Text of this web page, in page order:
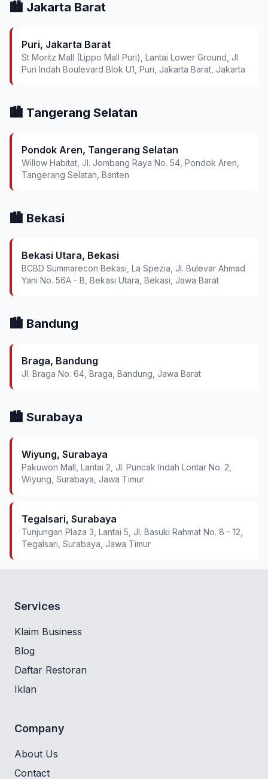
🏙️ Jakarta Barat
Puri, Jakarta Barat
St Moritz Mall (Lippo Mall Puri), Lantai Lower Ground, Jl.
Puri Indah Boulevard Blok U1, Puri, Jakarta Barat, Jakarta
🏙️ Tangerang Selatan
Pondok Aren, Tangerang Selatan
Willow Habitat, Jl. Jombang Raya No. 54, Pondok Aren,
Tangerang Selatan, Banten
🏙️ Bekasi
Bekasi Utara, Bekasi
BCBD Summarecon Bekasi, La Spezia, Jl. Bulevar Ahmad
Yani No. 56A - B, Bekasi Utara, Bekasi, Jawa Barat
🏙️ Bandung
Braga, Bandung
Jl. Braga No. 64, Braga, Bandung, Jawa Barat
🏙️ Surabaya
Wiyung, Surabaya
Pakuwon Mall, Lantai 2, Jl. Puncak Indah Lontar No. 2,
Wiyung, Surabaya, Jawa Timur
Tegalsari, Surabaya
Tunjungan Plaza 3, Lantai 5, Jl. Basuki Rahmat No. 8 - 12,
Tegalsari, Surabaya, Jawa Timur
Services
Klaim Business
Blog
Daftar Restoran
Iklan
Company
About Us
Contact